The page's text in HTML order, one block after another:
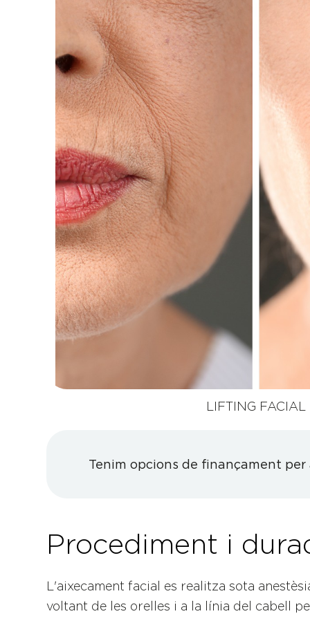
LIFTING FACIAL
Tenim opcions de finançament
Procediment i
L'aixecament facial es realitza sota
voltant de les orelles i a la línia del cabell